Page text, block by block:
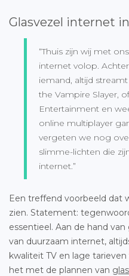
Glasvezel internet
“Thuis zijn wij met
internet volop.
iemand, altijd
the Vampire Slayer,
Entertainment en
online multiplayer
vergeten we nog
slimme-lichten die
internet.”
Een treffend voorbeeld dat
zien. Statement:
essentieel. Aan de hand
van duurzaam internet,
kwaliteit TV en lage
het met de plannen van